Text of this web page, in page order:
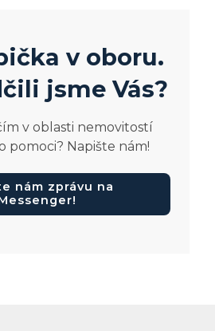
v oboru.
jsme Vás?
v oblasti nemovitostí
pomoci? Napište nám!
nám zprávu na